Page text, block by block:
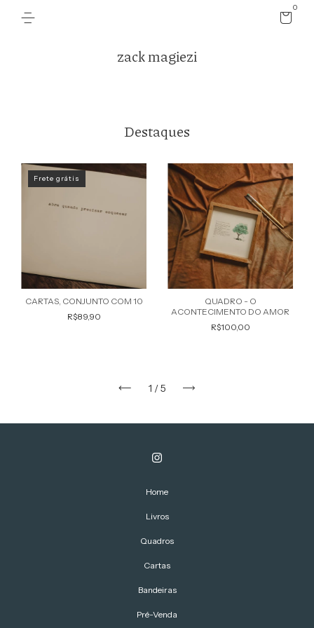
zack magiezi
0
Destaques
Frete grátis
CARTAS, CONJUNTO COM 10
R$89,90
QUADRO - O
ACONTECIMENTO DO AMOR
R$100,00
1 /5
Home
Livros
Quadros
Cartas
Bandeiras
Pré-Venda